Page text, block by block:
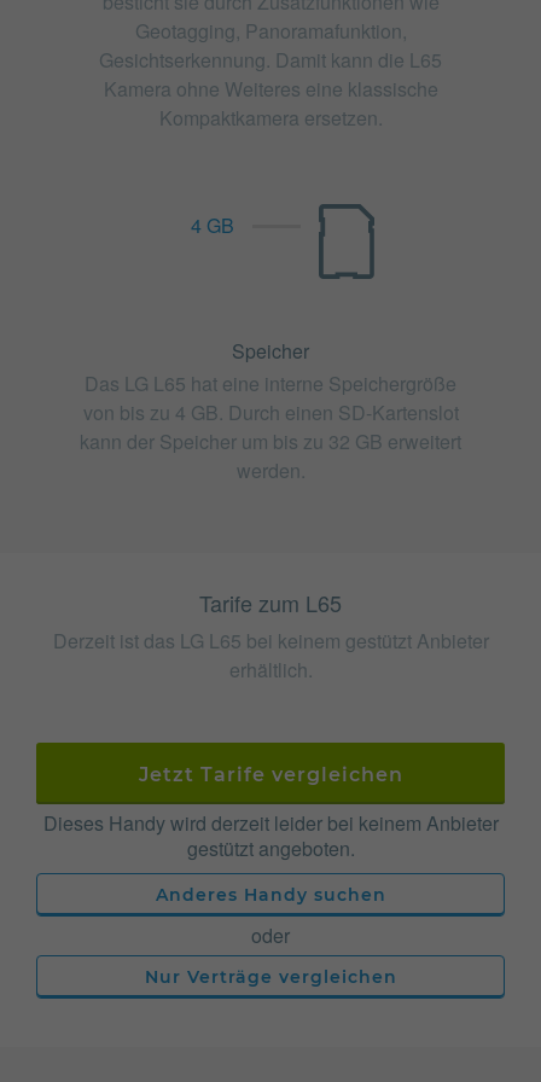
Geotagging, Panoramafunktion,
Gesichtserkennung. Damit kann die L65
Kamera ohne Weiteres eine klassische
Kompaktkamera ersetzen.
4 GB
Speicher
Das LG L65 hat eine interne Speichergröße
von bis zu 4 GB. Durch einen SD-Kartenslot
kann der Speicher um bis zu 32 GB erweitert
werden.
Tarife zum L65
Derzeit ist das LG L65 bei keinem gestützt Anbieter
erhältlich.
Jetzt Tarife vergleichen
Dieses Handy wird derzeit leider bei keinem Anbieter
gestützt angeboten.
Anderes Handy suchen
oder
Nur Verträge vergleichen